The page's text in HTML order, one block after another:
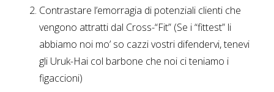
Contrastare l’emorragia di potenziali clienti che
vengono attratti dal Cross-“Fit” (Se i “fittest” li
abbiamo noi mo’ so cazzi vostri difendervi, tenevi
gli Uruk-Hai col barbone che noi ci teniamo i
figaccioni)